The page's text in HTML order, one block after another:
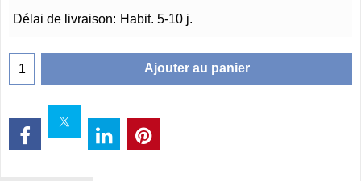
Délai de livraison: Habit. 5-10 j.
Ajouter au panier